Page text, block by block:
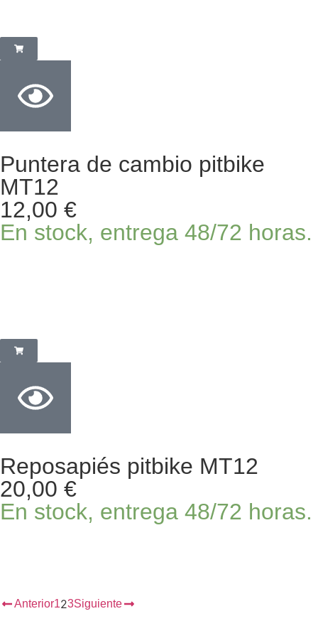
Puntera de cambio pitbike
MT12
12,00 €
En stock, entrega 48/72 horas.
Reposapiés pitbike MT12
20,00 €
En stock, entrega 48/72 horas.
Anterior123Siguiente